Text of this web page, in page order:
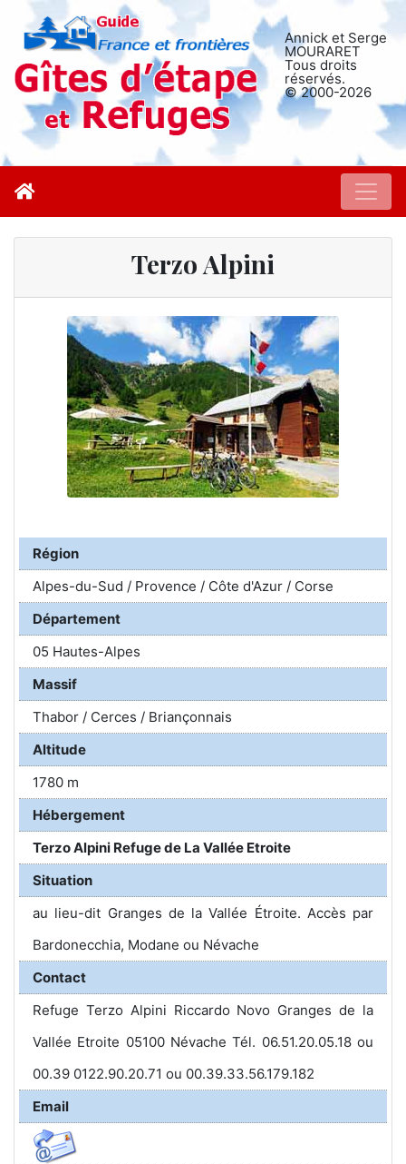
Annick et Serge
MOURARET
Tous droits
réservés.
© 2000-2026
Terzo Alpini
Région
Alpes-du-Sud / Provence / Côte d'Azur / Corse
Département
05 Hautes-Alpes
Massif
Thabor / Cerces / Briançonnais
Altitude
1780 m
Hébergement
Terzo Alpini Refuge de La Vallée Etroite
Situation
au lieu-dit Granges de la Vallée Étroite. Accès par
Bardonecchia, Modane ou Névache
Contact
Refuge Terzo Alpini Riccardo Novo Granges de la
Vallée Etroite 05100 Névache Tél. 06.51.20.05.18 ou
00.39 0122.90.20.71 ou 00.39.33.56.179.182
Email